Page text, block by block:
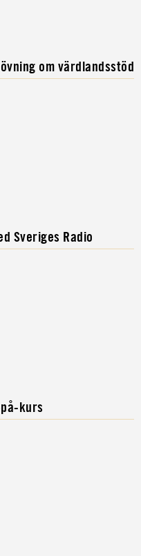
om värdlandsstöd
Sveriges Radio
kurs